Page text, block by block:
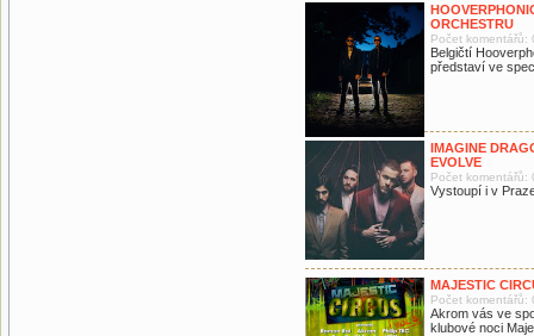
ORCHESTRU
Počet komentářů:
Belgičtí
představí ve
IMAGINE
EVOLVE
Počet komentářů:
Vystoupí i v
MAJESTIC
Počet komentářů:
Akrom vás ve
klubové noci